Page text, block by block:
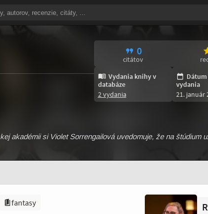
0
citátov
Vydania knihy v
databáze
2 vydania
vydania
21. január
akadémii si Violet Sorrengailová uvedomuje, že na štúdium
fantasy